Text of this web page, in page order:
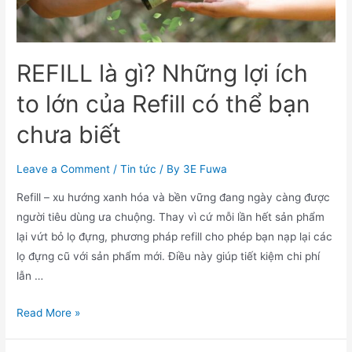
REFILL là gì? Những lợi ích
to lớn của Refill có thể bạn
chưa biết
Leave a Comment /Tin tức / By 3E Fuwa
Refill – xu hướng xanh hóa và bền vững đang ngày càng được
người tiêu dùng ưa chuộng. Thay vì cứ mỗi lần hết sản phẩm
lại vứt bỏ lọ đựng, phương pháp refill cho phép bạn nạp lại các
lọ đựng cũ với sản phẩm mới. Điều này giúp tiết kiệm chi phí
lẫn …
REFILL
Read More »